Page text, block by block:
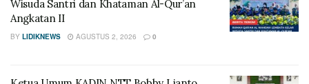
Wisuda Santri dan Khataman Al-Qur’an
Angkatan II
BY LIDIKNEWS AGUSTUS 2, 2026 0